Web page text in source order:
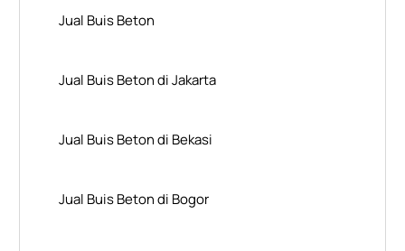
Jual Buis Beton
Jual Buis Beton di Jakarta
Jual Buis Beton di Bekasi
Jual Buis Beton di Bogor